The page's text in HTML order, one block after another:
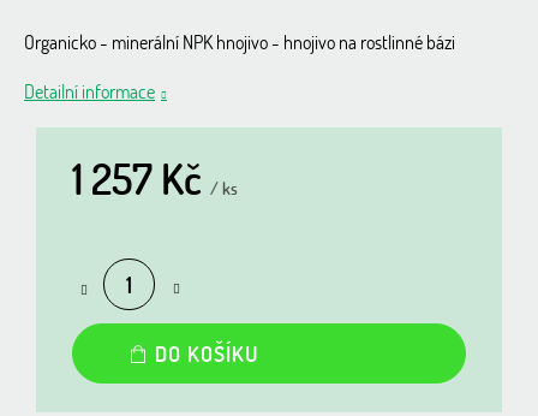
Organicko - minerální NPK hnojivo - hnojivo na rostlinné bázi
Detailní informace
1 257 Kč / ks
DO KOŠÍKU